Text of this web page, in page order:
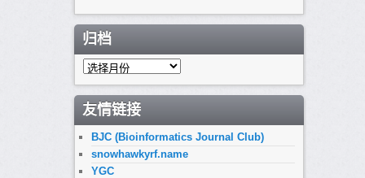
归档
归
友情链接
BJC (Bioinformatics Journal Club)
snowhawkyrf.name
YGC